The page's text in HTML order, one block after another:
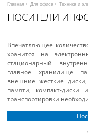
Главная › Для офиса › Техника и
НОСИТЕЛИ
Впечатляющее
хранится на
стационарный
главное хранилище
внешние жесткие
памяти, компакт-диски
транспортировки